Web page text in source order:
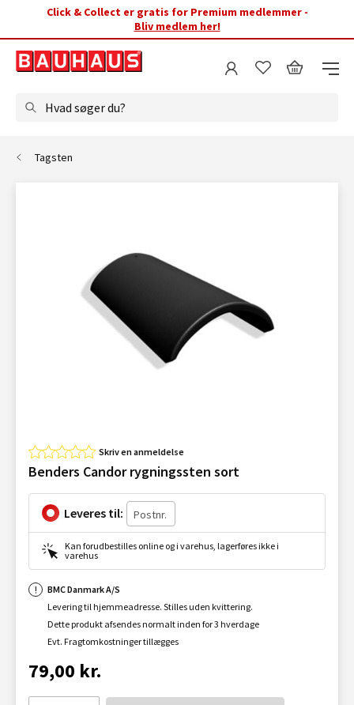
Click & Collect er gratis for Premium medlemmer -
Bliv medlem her!
Hvad søger du?
Tagsten
Skriv en anmeldelse
Benders Candor rygningssten sort
Leveres til:
Kan forudbestilles online og i varehus, lagerføres ikke i
varehus
BMC Danmark A/S
Levering til hjemmeadresse. Stilles uden kvittering.
Dette produkt afsendes normalt inden for 3 hverdage
Evt. Fragtomkostninger tillægges
79,00 kr.